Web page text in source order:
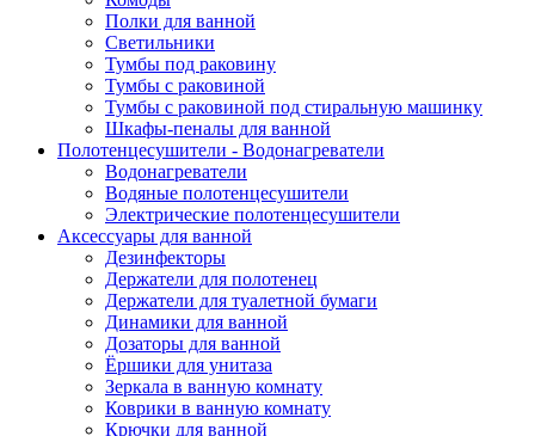
Полки для ванной
Светильники
Тумбы под раковину
Тумбы с раковиной
Тумбы с раковиной под стиральную машинку
Шкафы-пеналы для ванной
Полотенцесушители - Водонагреватели
Водонагреватели
Водяные полотенцесушители
Электрические полотенцесушители
Аксессуары для ванной
Дезинфекторы
Держатели для полотенец
Держатели для туалетной бумаги
Динамики для ванной
Дозаторы для ванной
Ёршики для унитаза
Зеркала в ванную комнату
Коврики в ванную комнату
Крючки для ванной